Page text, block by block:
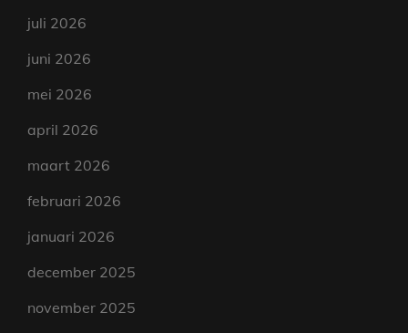
juli 2026
juni 2026
mei 2026
april 2026
maart 2026
februari 2026
januari 2026
december 2025
november 2025